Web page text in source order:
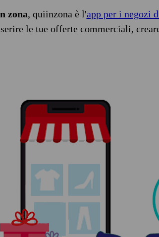
zona, quiinzona è l'app per i negozi
le tue offerte commerciali,